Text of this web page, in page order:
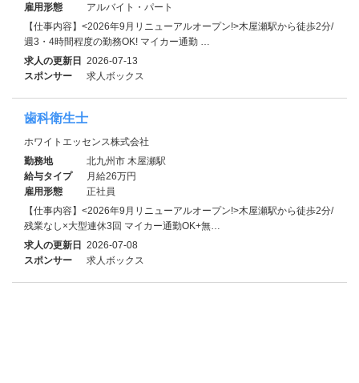
雇用形態
アルバイト・パート
【仕事内容】<2026年9月リニューアルオープン!>木屋瀬駅から徒歩2分/
週3・4時間程度の勤務OK! マイカー通勤 …
求人の更新日 2026-07-13
スポンサー
求人ボックス
歯科衛生士
ホワイトエッセンス株式会社
勤務地
北九州市 木屋瀬駅
給与タイプ
月給26万円
雇用形態
正社員
【仕事内容】<2026年9月リニューアルオープン!>木屋瀬駅から徒歩2分/
残業なし×大型連休3回 マイカー通勤OK+無…
求人の更新日 2026-07-08
スポンサー
求人ボックス